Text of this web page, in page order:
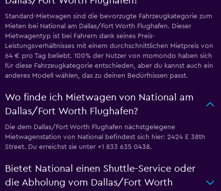
Standard-Mietwagen sind die bevorzugte Fahrzeugkategorie zum
Mieten bei National am Dallas/Fort Worth Flughafen. Dieser
Mietwagentyp ist bei Fahrern dank seines Preis-
Leistungsverhältnisses mit einem durchschnittlichen Mietpreis von
64 € pro Tag beliebt. 100% der Nutzer von momondo haben sich
für diese Fahrzeugkategorie entschieden, aber du kannst auch ein
anderes Modell wählen, das zu deinen Bedürfnissen passt.
Wo finde ich Mietwagen von National am
Dallas/Fort Worth Flughafen?
Die dem Dallas/Fort Worth Flughafen nächstgelegene
Mietwagenstation von National befindest sich hier: 2424 E 38th
Street. Du erreichst sie unter +1 833 635 0438.
Bietet National einen Shuttle-Service oder
die Abholung vom Dallas/Fort Worth